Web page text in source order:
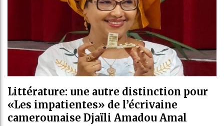
Littérature: une autre distinction pour
«Les impatientes» de l’écrivaine
camerounaise Djaïli Amadou Amal